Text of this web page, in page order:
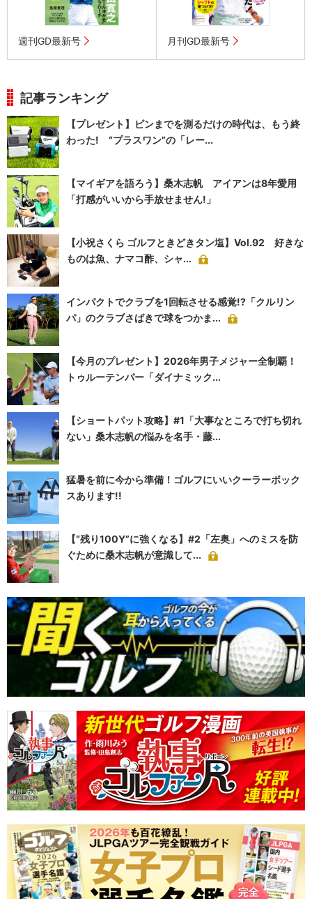
週刊GD最新号 月刊GD最新号
記事ランキング
【プレゼント】ピンまでを測るだけの時代は、もう終
わった! “プラスワン”の「レー...
【マイギアを語ろう】桑木志帆 アイアンは8年愛用
「打感がいいから手放せません!」
【小祝さくら ゴルフときどきタン塩】Vol.92 好きな
ものは魚、ナマコ酢、シャ...
インパクトでクラブを1回転させる感覚!?「クルリン
パ」のクラブさばきで球をつかま...
【今月のプレゼント】2026年男子メジャー全制覇！
トゥルーテンパー「ダイナミック...
【ショートパット攻略】#1「大事なところで打ち切れ
ない」桑木志帆の悩みを名手・藤...
猛暑を前に今から準備！ゴルフにいいクーラーボック
スあります!!
【“残り100Y”に強くなる】#2「左奥」へのミスを防
ぐために桑木志帆が意識して...